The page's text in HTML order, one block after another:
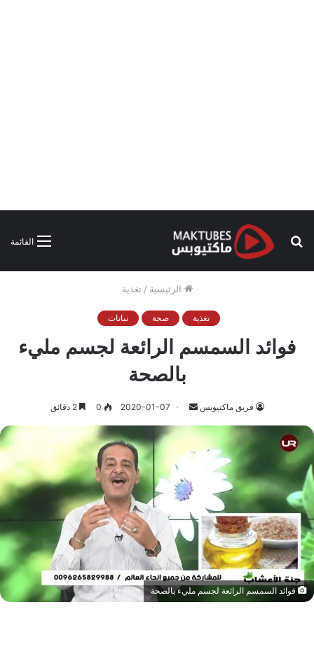
القائمة
بحث
الرئيسية / تغذية
تغذية صحة نباتات
فوائد السمسم الرائعة لجسم مليء
بالصحة
فريق ماكتيوبس
أرسل
إلكترونيا
2020-01-07
0 2 دقائق
فوائد السمسم الرائعة لجسم مليء بالصحة